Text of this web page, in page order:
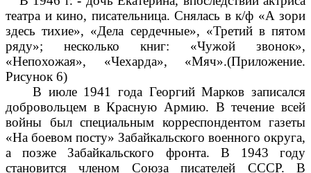
театра и кино, писательница. Снялась в к/ф «А зори
здесь тихие», «Дела сердечные», «Третий в пятом
ряду»; несколько книг: «Чужой звонок»,
«Непохожая», «Чехарда», «Мяч».(Приложение.
Рисунок 6)
В июле 1941 года Георгий Марков записался
добровольцем в Красную Армию. В течение всей
войны был специальным корреспондентом газеты
«На боевом посту» Забайкальского военного округа,
а позже Забайкальского фронта. В 1943 году
становится членом Союза писателей СССР. В